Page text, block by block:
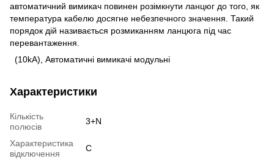
автоматичний вимикач повинен розімкнути ланцюг до того, як
температура кабелю досягне небезпечного значення. Такий
порядок дій називається розмиканням ланцюга під час
перевантаження.
(10kA), Автоматичні вимикачі модульні
Характеристики
Кількість
полюсів
3+N
Характеристика
відключення
C